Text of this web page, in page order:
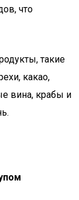
что
такие
какао,
вина, крабы и